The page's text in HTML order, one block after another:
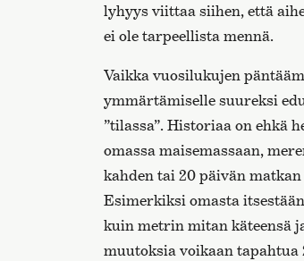
lyhyys viittaa siihen, että
ei ole tarpeellista mennä.
Vaikka vuosilukujen
ymmärtämiselle suureksi
”tilassa”. Historiaa on ehkä
omassa maisemassaan,
kahden tai 20 päivän
Esimerkiksi omasta
kuin metrin mitan käteensä
muutoksia voikaan tapahtua